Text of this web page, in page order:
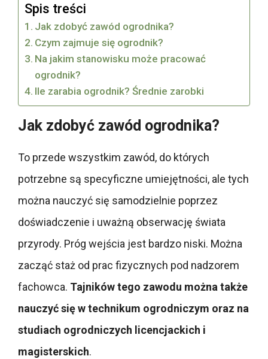
Spis treści
Jak zdobyć zawód ogrodnika?
Czym zajmuje się ogrodnik?
Na jakim stanowisku może pracować
ogrodnik?
Ile zarabia ogrodnik? Średnie zarobki
Jak zdobyć zawód ogrodnika?
To przede wszystkim zawód, do których
potrzebne są specyficzne umiejętności, ale tych
można nauczyć się samodzielnie poprzez
doświadczenie i uważną obserwację świata
przyrody. Próg wejścia jest bardzo niski. Można
zacząć staż od prac fizycznych pod nadzorem
fachowca. Tajników tego zawodu można także
nauczyć się w technikum ogrodniczym oraz na
studiach ogrodniczych licencjackich i
magisterskich.